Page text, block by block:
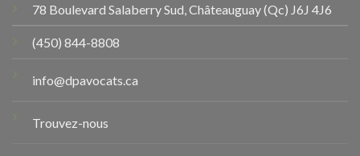
78 Boulevard Salaberry Sud, Châteauguay (Qc) J6J 4J6
(450) 844-8808
info@dpavocats.ca
Trouvez-nous